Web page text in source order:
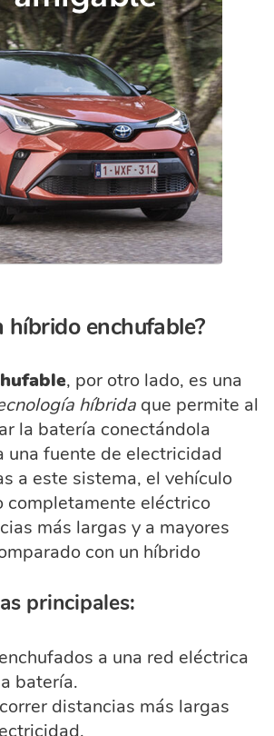
híbrido enchufable?
, por otro lado, es una
híbrida que permite al
la batería conectándola
una fuente de electricidad
a este sistema, el vehículo
completamente eléctrico
más largas y a mayores
con un híbrido
principales:
a una red eléctrica
batería.
distancias más largas